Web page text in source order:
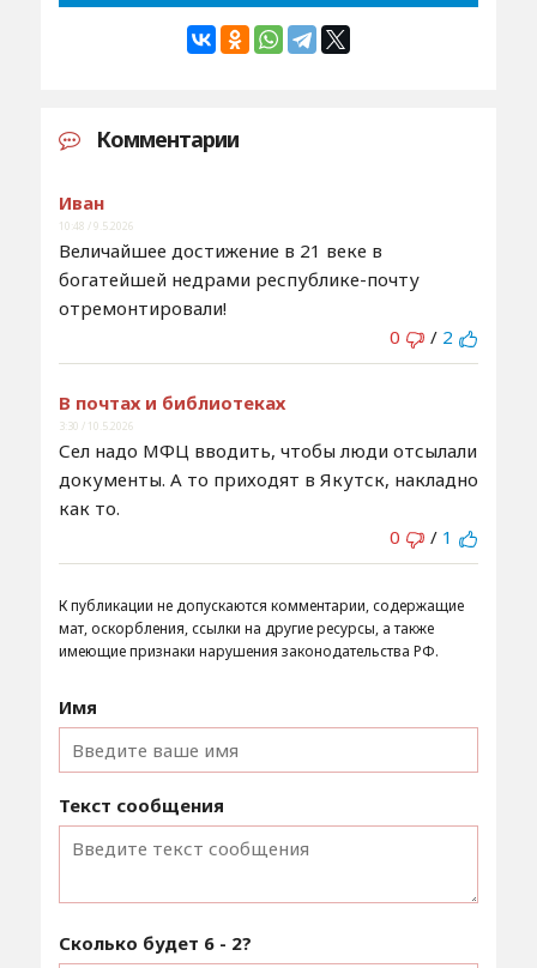
Комментарии
Иван
10:48 / 9.5.2026
Величайшее достижение в 21 веке в
богатейшей недрами республике-почту
отремонтировали!
0
/ 2
В почтах и библиотеках
3:30 / 10.5.2026
Сел надо МФЦ вводить, чтобы люди отсылали
документы. А то приходят в Якутск, накладно
как то.
0
/ 1
К публикации не допускаются комментарии, содержащие
мат, оскорбления, ссылки на другие ресурсы, а также
имеющие признаки нарушения законодательства РФ.
Имя
Текст сообщения
Сколько будет 6 - 2?